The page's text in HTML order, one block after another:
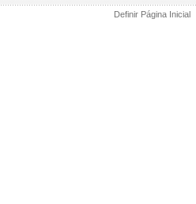
Definir Página Inicial